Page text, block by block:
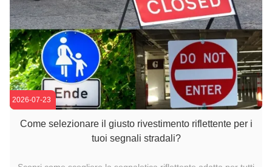
2026-07-23
Come selezionare il giusto rivestimento riflettente per i
tuoi segnali stradali?